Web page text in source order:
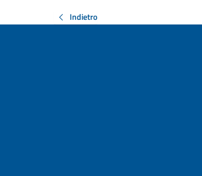
Indietro